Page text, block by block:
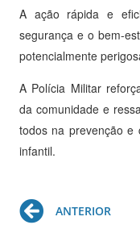
A ação rápida e
segurança e o bem-
potencialmente
A Polícia Militar
da comunidade e
todos na prevenção e
infantil.
Prev
ANTERIOR